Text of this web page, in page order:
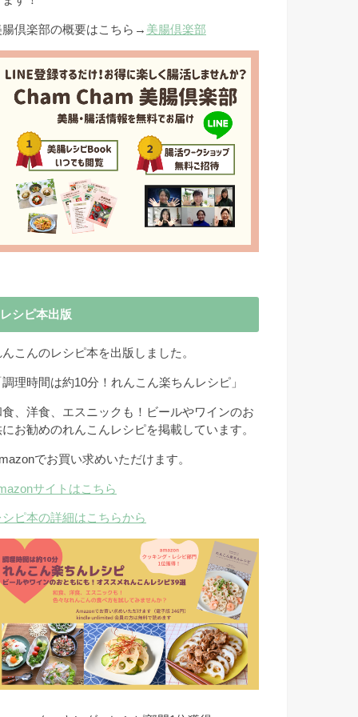
腸倶楽部の概要はこちら→ 美腸倶楽部
レシピ本出版
こんのレシピ本を出版しました。
調理時間は約10分！れんこん楽ちんレシピ」
食、洋食、エスニックも！ビールやワインのお
にお勧めのれんこんレシピを掲載しています。
でお買い求めいただけます。
サイトはこちら
シピ本の詳細はこちらから